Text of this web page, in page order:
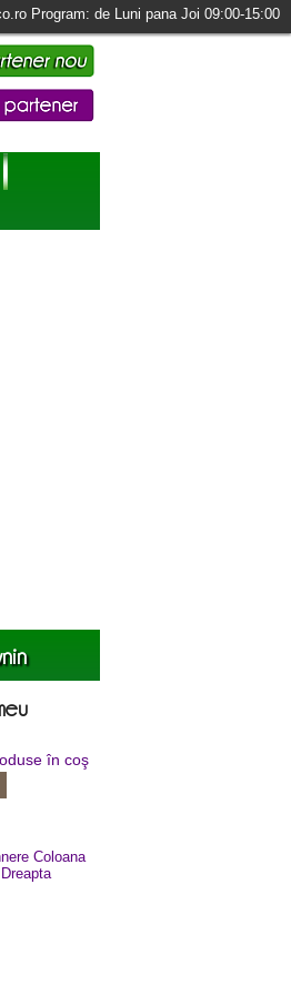
Program: de Luni pana Joi 09:00-15:00
în coş